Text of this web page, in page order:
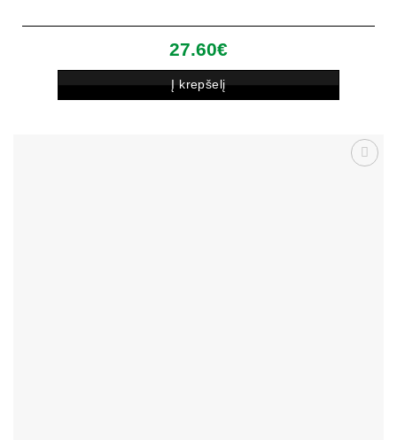
27.60€
Į krepšelį